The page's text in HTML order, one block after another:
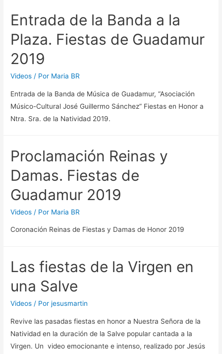
MES
LA
VIRGEN
13.
NUESTRA
SEÑORA
Entrada de la Banda a la
Plaza. Fiestas de Guadamur
2019
Videos / Por Maria BR
Entrada de la Banda de Música de Guadamur, “Asociación
Músico-Cultural José Guillermo Sánchez” Fiestas en Honor a
Ntra. Sra. de la Natividad 2019.
Proclamación Reinas y
Damas. Fiestas de
Guadamur 2019
Videos / Por Maria BR
Coronación Reinas de Fiestas y Damas de Honor 2019
Las fiestas de la Virgen en
una Salve
Videos / Porjesusmartin
Revive las pasadas fiestas en honor a Nuestra Señora de la
Natividad en la duración de la Salve popular cantada a la
Virgen. Un video emocionante e intenso, realizado por Jesús